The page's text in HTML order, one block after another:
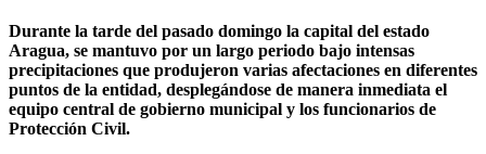
Durante la tarde del pasado domingo la capital del estado
Aragua, se mantuvo por un largo periodo bajo intensas
precipitaciones que produjeron varias afectaciones en diferentes
puntos de la entidad, desplegándose de manera inmediata el
equipo central de gobierno municipal y los funcionarios de
Protección Civil.